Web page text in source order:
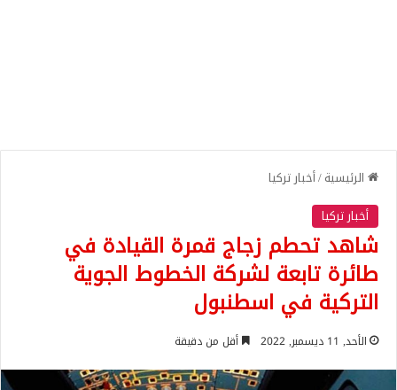
الرئيسية/أخبار تركيا
أخبار تركيا
شاهد تحطم زجاج قمرة القيادة في
طائرة تابعة لشركة الخطوط الجوية
التركية في اسطنبول
الأحد, 11 ديسمبر, 2022 أقل من دقيقة